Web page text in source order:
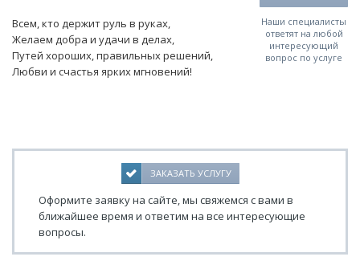
Наши специалисты
ответят на любой
интересующий
вопрос по услуге
Всем, кто держит руль в руках,
Желаем добра и удачи в делах,
Путей хороших, правильных решений,
Любви и счастья ярких мгновений!
ЗАКАЗАТЬ УСЛУГУ
Оформите заявку на сайте, мы свяжемся с вами в
ближайшее время и ответим на все интересующие
вопросы.